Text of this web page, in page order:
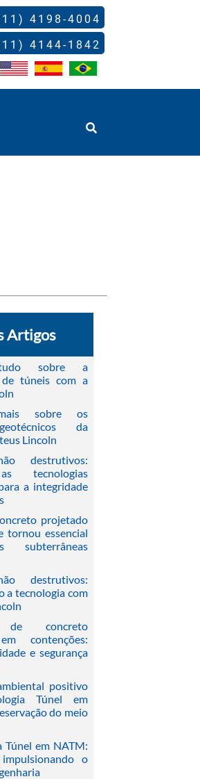
4198-4004
4144-1842
Artigos
sobre a
de túneis com a
sobre os
da
Lincoln
destrutivos:
tecnologias
a integridade
projetado
tornou essencial
subterrâneas
destrutivos:
a tecnologia com
de concreto
contenções:
e segurança
positivo
Túnel em
do meio
Túnel em NATM:
o